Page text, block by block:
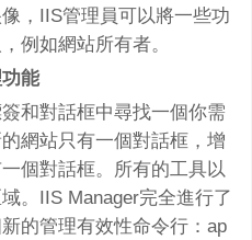
，IIS管理員可以將一些功
例如網站所有者。
能
對話框中尋找一個你需
網站只有一個對話框，增
個對話框。所有的工具以
。IIS Manager完全進行了
的管理有效性命令行：ap